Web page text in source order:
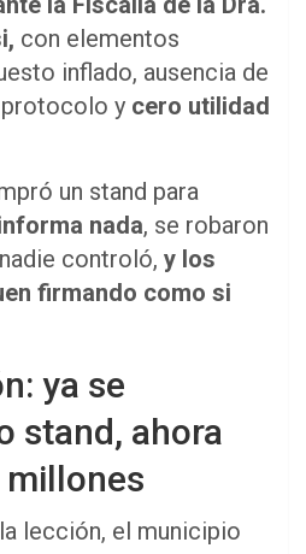
con elementos
inflado, ausencia de
y cero utilidad
un stand para
nada, se robaron
controló, y los
firmando como si
ya se
stand, ahora
millones
lección, el municipio